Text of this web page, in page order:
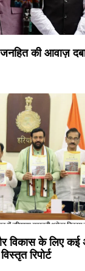
की आवाज़
विकास के लिए
रिपोर्ट